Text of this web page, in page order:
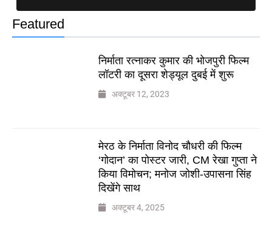
Featured
निर्माता रत्नाकर कुमार की भोजपुरी फिल्म
लॉटरी का दूसरा शेड्यूल दुबई में शुरू
अक्टूबर 12, 2023
मेरठ के निर्माता विनोद चौधरी की फिल्म
‘गोदान’ का पोस्टर जारी, CM रेखा गुप्ता ने
किया विमोचन; मनोज जोशी-उपासना सिंह
दिखेंगे साथ
अक्टूबर 4, 2025